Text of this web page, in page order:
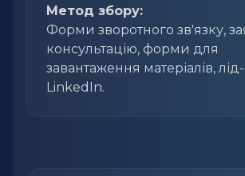
Метод збору:
Форми зворотного зв'язку,
консультацію, форми для
завантаження матеріалів,
LinkedIn.